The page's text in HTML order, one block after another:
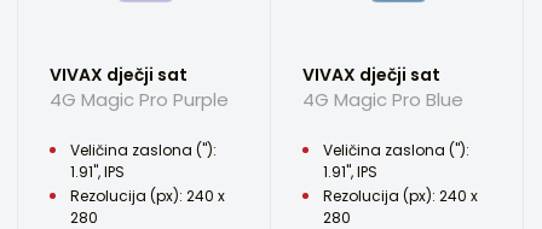
VIVAX dječji sat
4G Magic Pro Purple
Veličina zaslona ("):
1.91", IPS
Rezolucija (px): 240 x
280
VIVAX dječji sat
4G Magic Pro Blue
Veličina zaslona ("):
1.91", IPS
Rezolucija (px): 240 x
280